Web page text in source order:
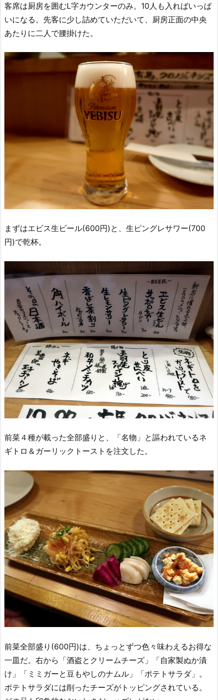
客席は厨房を囲むL字カウンターのみ。10人も入ればいっぱ
いになる。先客に少し詰めていただいて、厨房正面の中央
あたりに二人で腰掛けた。
まずはエビス生ビール(600円)と、生ピングレサワー(700
円)で乾杯。
前菜４種が載った全部盛りと、「名物」と謳われているネ
ギトロ＆ガーリックトーストを注文した。
前菜全部盛り(600円)は、ちょっとずつ色々味わえるお得な
一皿だ。右から「酒盗とクリームチーズ」「自家製ぬか漬
け」「ミミガーと豆もやしのナムル」「ポテトサラダ」。
ポテトサラダには削ったチーズがトッピングされている。